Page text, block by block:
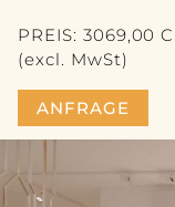
SPIEGEL
EN
FR
PREIS: 3069,00
(excl. MwSt)
ANFRAGE